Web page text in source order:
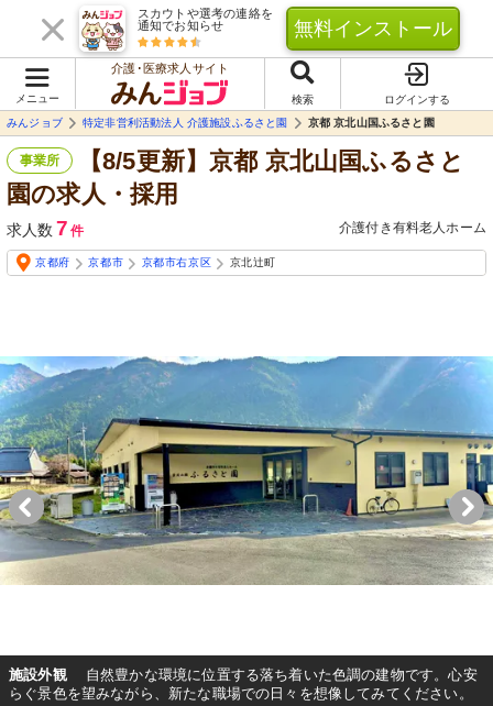
スカウトや選考の連絡を
通知でお知らせ
無料インストール
メニュー
介護･医療求人サイト
検索
ログインする
みんジョブ
特定非営利活動法人 介護施設ふるさと園 京都 京北山国ふるさと園
事業所
【8/5更新】京都 京北山国ふるさと
園の求人・採用
求人数 7 件 介護付き有料老人ホーム
京都府 京都市 京都市右京区 京北辻町
施設外観
自然豊かな環境に位置する落ち着いた色調の建物です。心安
らぐ景色を望みながら、新たな職場での日々を想像してみてください。